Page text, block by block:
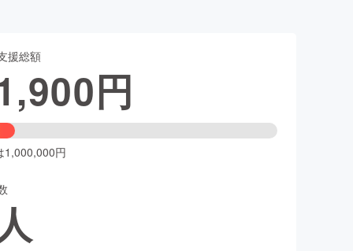
ファッション
援総額
円
1,000,000円